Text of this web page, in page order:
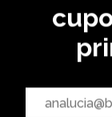
CADASTRE
RECEBA EM